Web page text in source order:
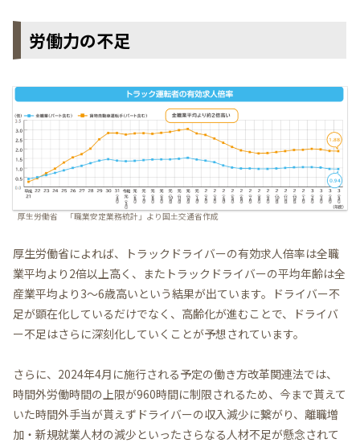
労働力の不足
厚生労働省 「職業安定業務統計」より国土交通省作成
厚生労働省によれば、トラックドライバーの有効求人倍率は全職
業平均より2倍以上高く、またトラックドライバーの平均年齢は全
産業平均より3〜6歳高いという結果が出ています。ドライバー不
足が顕在化しているだけでなく、高齢化が進むことで、ドライバ
ー不足はさらに深刻化していくことが予想されています。
さらに、2024年4月に施行される予定の働き方改革関連法では、
時間外労働時間の上限が960時間に制限されるため、今まで貰えて
いた時間外手当が貰えずドライバーの収入減少に繋がり、離職増
加・新規就業人材の減少といったさらなる人材不足が懸念されて